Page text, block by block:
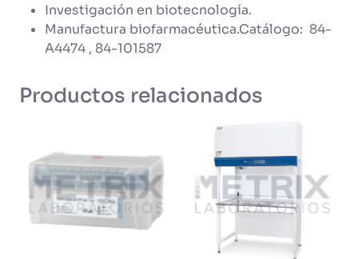
Investigación en biotecnología.
Manufactura biofarmacéutica.Catálogo: 84-
A4474 , 84-101587
Productos relacionados